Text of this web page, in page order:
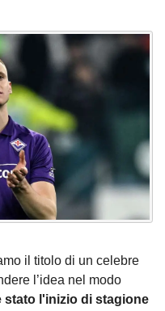
il titolo di un celebre
l’idea nel modo
stato l'inizio di stagione